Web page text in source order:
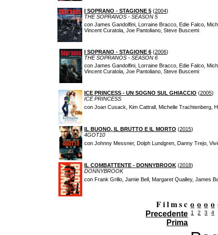
I SOPRANO - STAGIONE 5 (2004)
THE SOPRANOS - SEASON 5
con James Gandolfini, Lorraine Bracco, Edie Falco,
Vincent Curatola, Joe Pantoliano, Steve Buscemi
I SOPRANO - STAGIONE 6 (2006)
THE SOPRANOS - SEASON 6
con James Gandolfini, Lorraine Bracco, Edie Falco,
Vincent Curatola, Joe Pantoliano, Steve Buscemi
ICE PRINCESS - UN SOGNO SUL GHIACCIO (2005)
ICE PRINCESS
con Joan Cusack, Kim Cattrall, Michelle Trachtenberg,
IL BUONO, IL BRUTTO E IL MORTO (2015)
4GOT10
con Johnny Messner, Dolph Lundgren, Danny Trejo,
IL COMBATTENTE - DONNYBROOK (2018)
DONNYBROOK
con Frank Grillo, Jamie Bell, Margaret Qualley, James
F i l m s c
Precedente
Prima
o
1
o
2
o
3
o
4